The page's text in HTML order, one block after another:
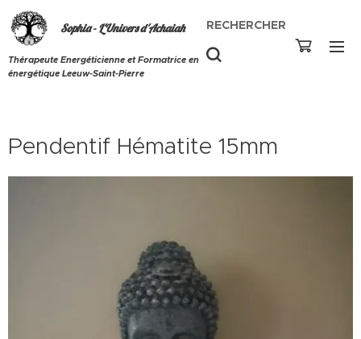
Sophia - L'Univers d'Achaiah
Thérapeute Energéticienne et Formatrice en
énergétique Leeuw-Saint-Pierre
RECHERCHER
Pendentif Hématite 15mm